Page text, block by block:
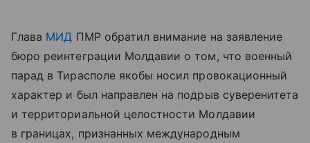
Глава МИД ПМР обратил внимание на заявление
бюро реинтеграции Молдавии о том, что военный
парад в Тирасполе якобы носил провокационный
характер и был направлен на подрыв суверенитета
и территориальной целостности Молдавии
в границах, признанных международным